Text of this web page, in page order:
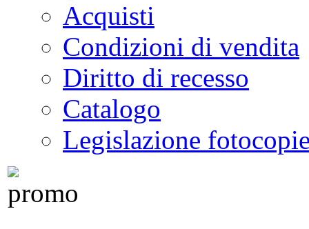
Acquisti
Condizioni di vendita
Diritto di recesso
Catalogo
Legislazione